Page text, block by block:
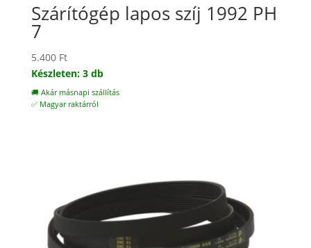
Szárítógép lapos szíj 1992 PH
7
5.400 Ft
Készleten: 3 db
🚚 Akár másnapi szállítás
✅ Magyar raktárról